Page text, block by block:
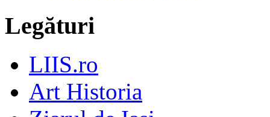
Legături
LIIS.ro
Art Historia